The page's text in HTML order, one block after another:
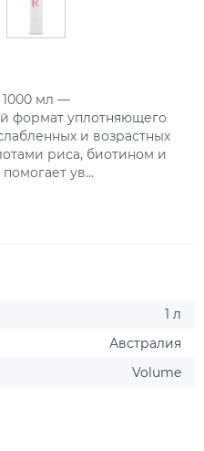
1000 мл —
формат уплотняющего
и возрастных
риса, биотином и
ув...
1 л
Австралия
Volume